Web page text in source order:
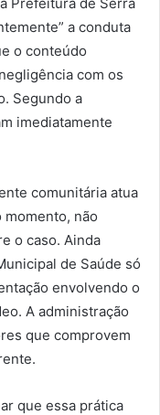
a conduta
o conteúdo
com os
Segundo a
imediatamente
comunitária atua
momento, não
o caso. Ainda
de Saúde só
envolvendo o
A administração
que comprovem
que essa prática